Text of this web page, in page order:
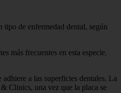
tipo de enfermedad dental, según
más frecuentes en esta especie.
a las superficies dentales. La
Clinics, una vez que la placa se